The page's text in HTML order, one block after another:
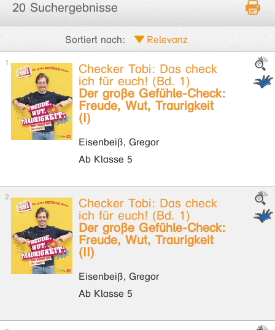
20 Suchergebnisse
Sortiert nach:
Checker Tobi: Das check
ich für euch! (Bd. 1)
Der große Gefühle-Check:
Freude, Wut, Traurigkeit
(I)
Eisenbeiß, Gregor
Ab Klasse 5
Checker Tobi: Das check
ich für euch! (Bd. 1)
Der große Gefühle-Check:
Freude, Wut, Traurigkeit
(II)
Eisenbeiß, Gregor
Ab Klasse 5